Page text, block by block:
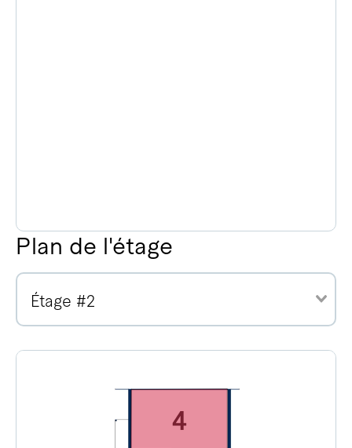
Plan de l'étage
Étage #2